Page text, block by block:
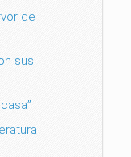
de
sus